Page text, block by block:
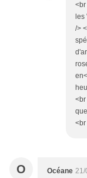
/>
<br
<br
O Océane 21/